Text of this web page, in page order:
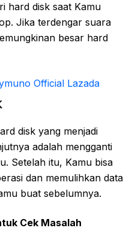
hard disk saat Kamu
Jika terdengar suara
besar hard
Official Lazada
disk yang menjadi
adalah mengganti
Setelah itu, Kamu bisa
dan memulihkan data
buat sebelumnya.
Cek Masalah